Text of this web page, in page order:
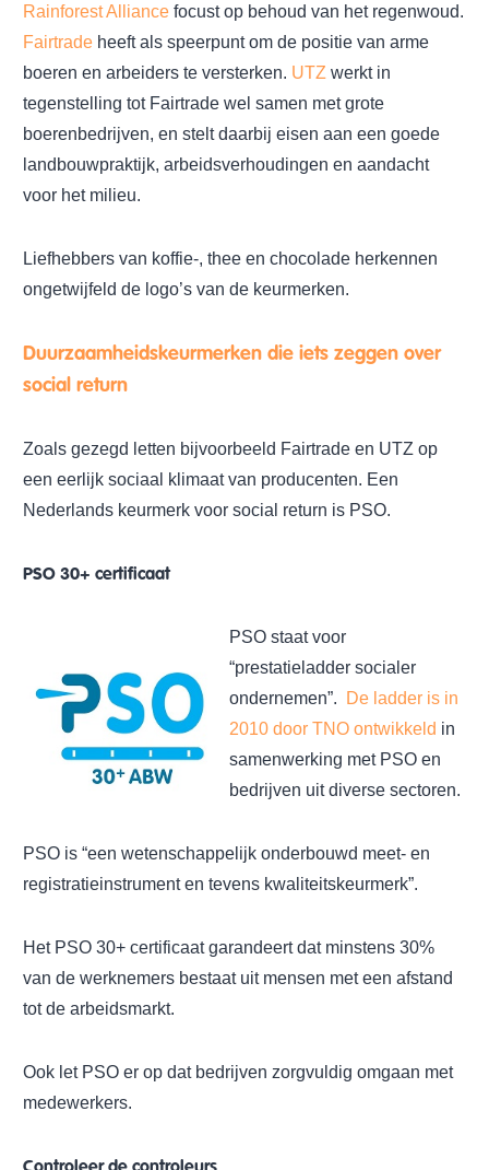
Rainforest Alliance focust op behoud van het regenwoud.
Fairtrade heeft als speerpunt om de positie van arme
boeren en arbeiders te versterken. UTZ werkt in
tegenstelling tot Fairtrade wel samen met grote
boerenbedrijven, en stelt daarbij eisen aan een goede
landbouwpraktijk, arbeidsverhoudingen en aandacht
voor het milieu.
Liefhebbers van koffie-, thee en chocolade herkennen
ongetwijfeld de logo’s van de keurmerken.
Duurzaamheidskeurmerken die iets zeggen over
social return
Zoals gezegd letten bijvoorbeeld Fairtrade en UTZ op
een eerlijk sociaal klimaat van producenten. Een
Nederlands keurmerk voor social return is PSO.
PSO 30+ certificaat
PSO staat voor
“prestatieladder socialer
ondernemen”.
De ladder is in
2010 door TNO ontwikkeld in
samenwerking met PSO en
bedrijven uit diverse sectoren.
PSO is “een wetenschappelijk onderbouwd meet- en
registratieinstrument en tevens kwaliteitskeurmerk”.
Het PSO 30+ certificaat garandeert dat minstens 30%
van de werknemers bestaat uit mensen met een afstand
tot de arbeidsmarkt.
Ook let PSO er op dat bedrijven zorgvuldig omgaan met
medewerkers.